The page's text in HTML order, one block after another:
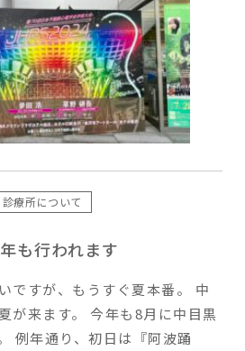
診療所について
も行われます
ですが、もうすぐ夏本番。 中
が来ます。 今年も8月に中目黒
例年通り、初日は『阿波踊